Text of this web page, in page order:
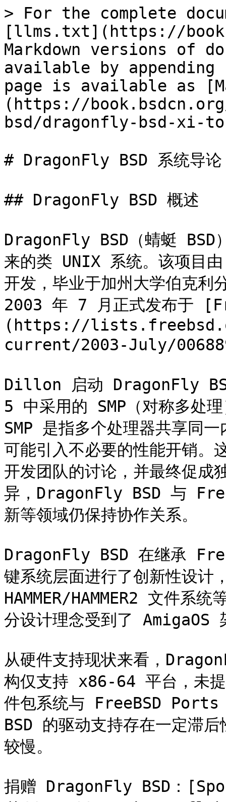
> For the complete
[llms.txt](https://
Markdown versions of
available by
page is available as
(https://
bsd/dragonfly-bsd-xi-
# DragonFly BSD 系统导论
## DragonFly BSD 概述
DragonFly BSD（蜻蜓
来的类 UNIX 系统。该项
开发，毕业于加州大学伯克
2003 年 7 月正式发布于
(https://
current/2003-July/
Dillon 启动 DragonFly
5 中采用的 SMP（对称多处
SMP 是指多个处理器共享同
可能引入不必要的性能开销
开发团队的讨论，并最终促成
异，DragonFly BSD 与
新等领域仍保持协作关系。
DragonFly BSD 在继承
键系统层面进行了创新性设计
HAMMER/HAMMER2 文件系
分设计理念受到了 AmigaOS
从硬件支持现状来看，
构仅支持 x86-64 平台，未
件包系统与 FreeBSD
BSD 的驱动支持存在一定滞
较慢。
捐赠 DragonFly BSD：